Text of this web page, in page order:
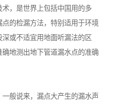
，是世界上包括中国用的多
的检漏方法，特别适用于环境
或不适宜用地面听漏法的区
地测出地下管道漏水点的准确
般说来，漏点大产生的漏水声